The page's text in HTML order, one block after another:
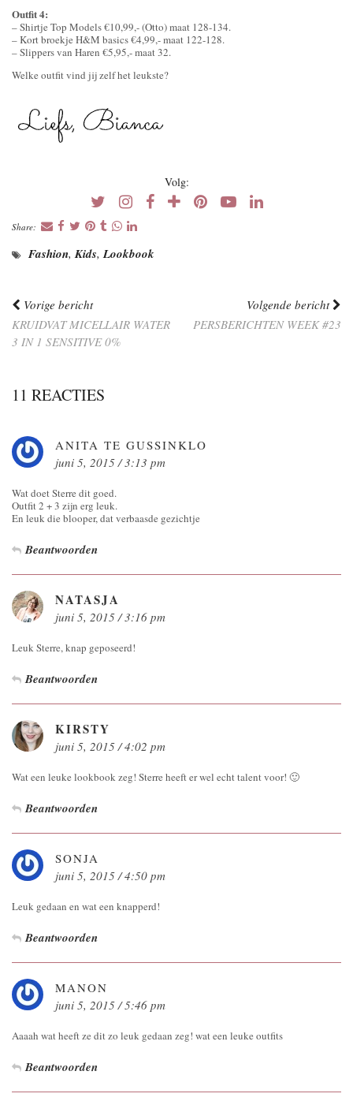
Outfit 4:
– Shirtje Top Models €10,99,- (Otto) maat 128-134.
– Kort broekje H&M basics €4,99,- maat 122-128.
– Slippers van Haren €5,95,- maat 32.
Welke outfit vind jij zelf het leukste?
Volg:
Share:
Fashion, Kids, Lookbook
Vorige bericht
KRUIDVAT MICELLAIR WATER
3 IN 1 SENSITIVE 0%
Volgende bericht
PERSBERICHTEN WEEK #23
11 REACTIES
ANITA TE GUSSINKLO
juni 5, 2015 / 3:13 pm
Wat doet Sterre dit goed.
Outfit 2 + 3 zijn erg leuk.
En leuk die blooper, dat verbaasde gezichtje
Beantwoorden
NATASJA
juni 5, 2015 / 3:16 pm
Leuk Sterre, knap geposeerd!
Beantwoorden
KIRSTY
juni 5, 2015 / 4:02 pm
Wat een leuke lookbook zeg! Sterre heeft er wel echt talent voor! 🙂
Beantwoorden
SONJA
juni 5, 2015 / 4:50 pm
Leuk gedaan en wat een knapperd!
Beantwoorden
MANON
juni 5, 2015 / 5:46 pm
Aaaah wat heeft ze dit zo leuk gedaan zeg! wat een leuke outfits
Beantwoorden